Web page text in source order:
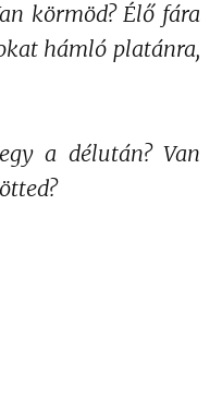
körmöd? Élő fára
hámló platánra,
a délután? Van